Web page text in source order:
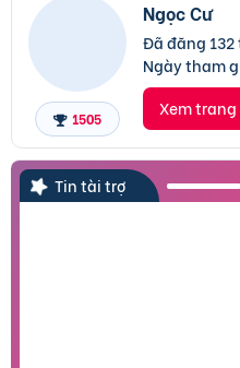
1505
Ngọc Cư
Đã đăng 132
Ngày tham
Xem
Tin tài trợ